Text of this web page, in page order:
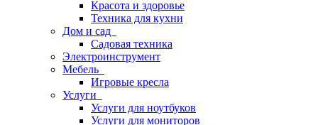
Красота и здоровье
Техника для кухни
Дом и сад
Садовая техника
Электроинструмент
Мебель
Игровые кресла
Услуги
Услуги для ноутбуков
Услуги для мониторов